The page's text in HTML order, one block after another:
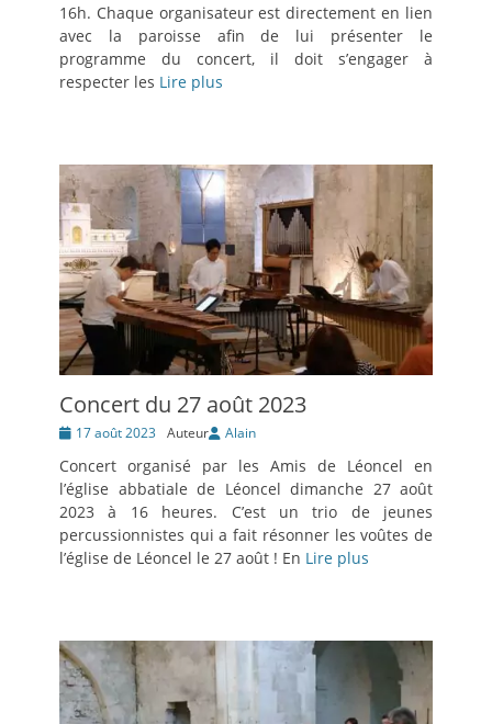
16h. Chaque organisateur est directement en lien
avec la paroisse afin de lui présenter le
programme du concert, il doit s’engager à
respecter les Lire plus
Concert du 27 août 2023
Posté17 août 2023 Auteur Alain
Concert organisé par les Amis de Léoncel en
l’église abbatiale de Léoncel dimanche 27 août
2023 à 16 heures. C’est un trio de jeunes
percussionnistes qui a fait résonner les voûtes de
l’église de Léoncel le 27 août ! En Lire plus